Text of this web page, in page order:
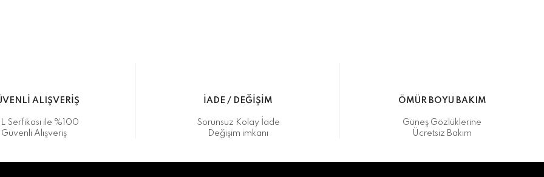
ALIŞVERİŞ
Serfikası ile %100
Güvenli Alışveriş
İADE / DEĞİŞİM
Sorunsuz Kolay İade
Değişim imkanı
ÖMÜR BOYU BAKIM
Güneş Gözlüklerine
Ücretsiz Bakım